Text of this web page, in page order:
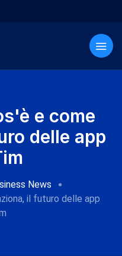
e come
delle app
News
il futuro delle app